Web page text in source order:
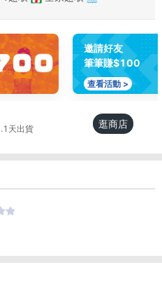
邀請好友
筆筆賺$100
查看活動 >
天出貨 逛商店